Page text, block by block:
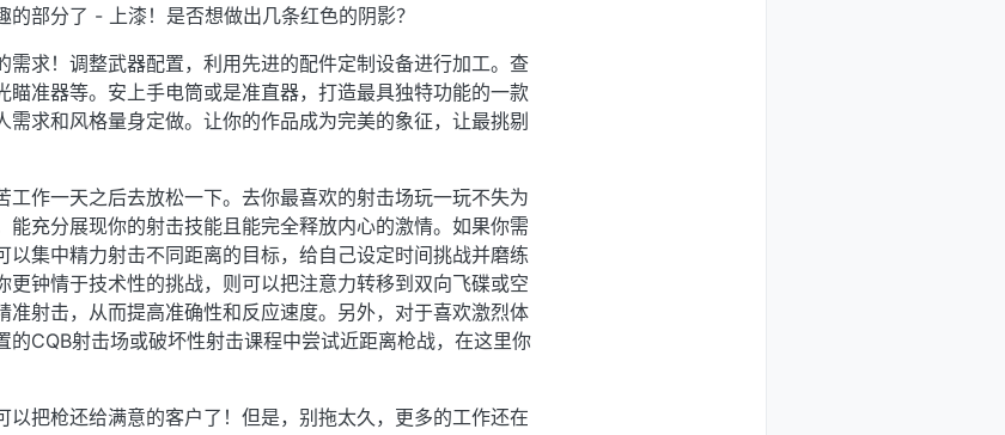
部分了 - 上漆！是否想做出几条红色的阴影？
需求！调整武器配置，利用先进的配件定制设备进行加工。查
瞄准器等。安上手电筒或是准直器，打造最具独特功能的一款
求和风格量身定做。让你的作品成为完美的象征，让最挑剔
工作一天之后去放松一下。去你最喜欢的射击场玩一玩不失为
能充分展现你的射击技能且能完全释放内心的激情。如果你需
以集中精力射击不同距离的目标，给自己设定时间挑战并磨练
更钟情于技术性的挑战，则可以把注意力转移到双向飞碟或空
准射击，从而提高准确性和反应速度。另外，对于喜欢激烈体
的CQB射击场或破坏性射击课程中尝试近距离枪战，在这里你
以把枪还给满意的客户了！但是，别拖太久，更多的工作还在